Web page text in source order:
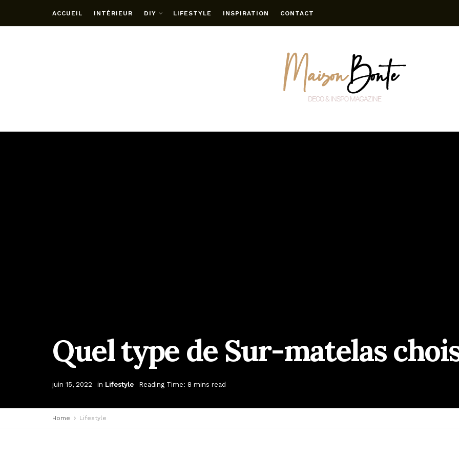
ACCUEIL INTÉRIEUR DIY LIFESTYLE INSPIRATION CONTACT
Quel type de Sur-matelas
juin 15, 2022 in Lifestyle Reading Time: 8 mins read
Home Lifestyle